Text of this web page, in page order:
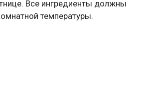
Все ингредиенты должны
температуры.